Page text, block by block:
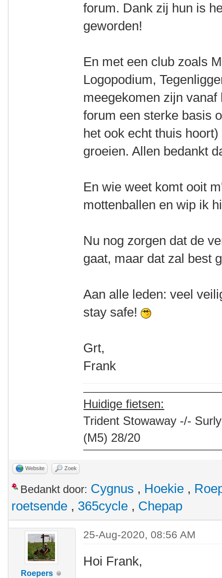
forum. Dank zij hun is
geworden!
En met een club zoals
Logopodium,
meegekomen zijn
forum een sterke basis
het ook echt thuis
groeien. Allen bedankt
En wie weet komt ooit
mottenballen en wip ik
Nu nog zorgen dat de
gaat, maar dat zal best
Aan alle leden: veel
stay safe!
Grt,
Frank
Huidige fietsen:
Trident Stowaway -/-
(M5) 28/20
Website Zoek
Bedankt door: Cygnus , Hoekie ,
roetsende , 365cycle , Chepap
Roepers
25-Aug-2020, 08:56 AM
Hoi Frank,